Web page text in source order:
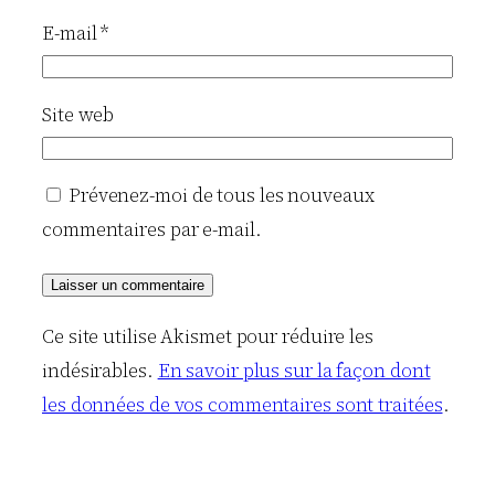
E-mail*
Site web
Prévenez-moi de tous les nouveaux
commentaires par e-mail.
Ce site utilise Akismet pour réduire les
indésirables. En savoir plus sur la façon dont
les données de vos commentaires sont traitées.